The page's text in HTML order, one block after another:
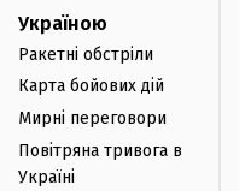
Україною
Ракетні обстріли
Карта бойових дій
Мирні переговори
Повітряна тривога в
Україні